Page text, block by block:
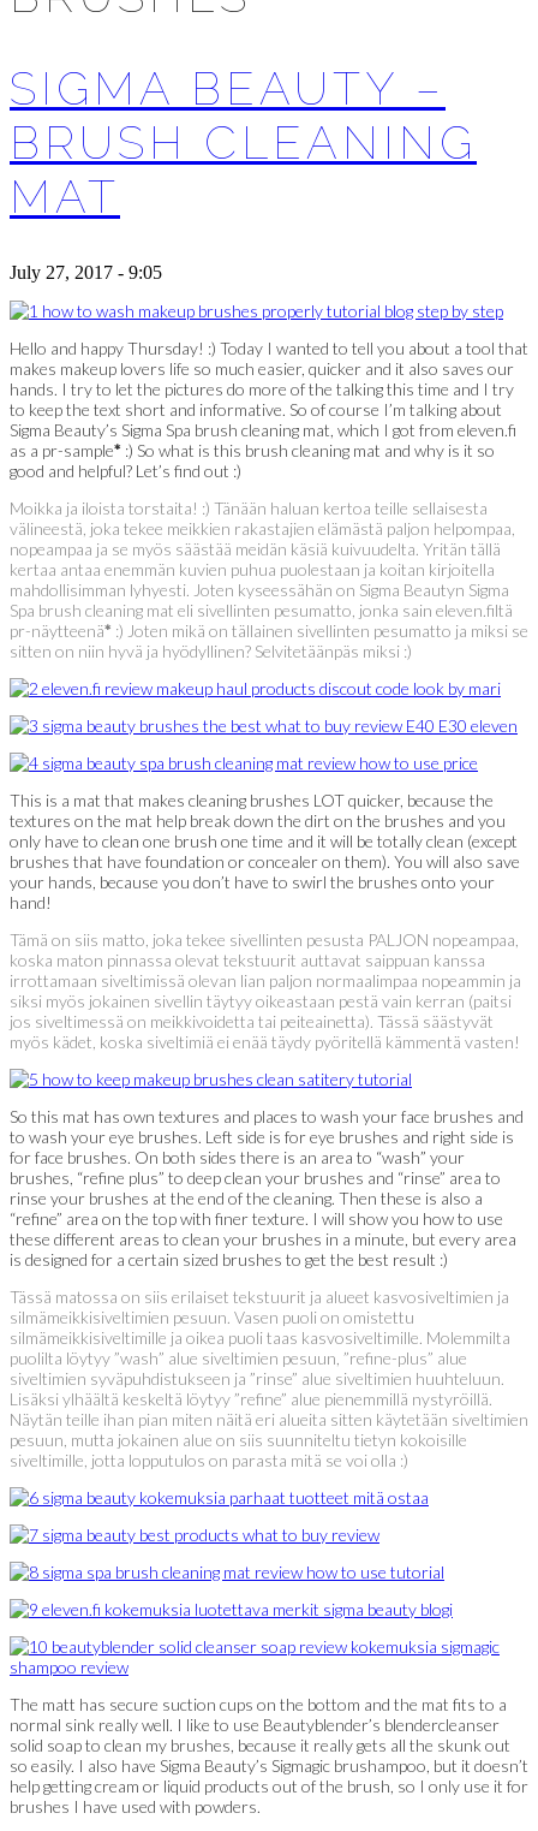
SIGMA BEAUTY –
BRUSH CLEANING
MAT
July 27, 2017 - 9:05
Hello and happy Thursday! :) Today I wanted to tell you about a tool that
makes makeup lovers life so much easier, quicker and it also saves our
hands. I try to let the pictures do more of the talking this time and I try
to keep the text short and informative. So of course I’m talking about
Sigma Beauty’s Sigma Spa brush cleaning mat, which I got from eleven.fi
as a pr-sample* :) So what is this brush cleaning mat and why is it so
good and helpful? Let’s find out :)
Moikka ja iloista torstaita! :) Tänään haluan kertoa teille sellaisesta
välineestä, joka tekee meikkien rakastajien elämästä paljon helpompaa,
nopeampaa ja se myös säästää meidän käsiä kuivuudelta. Yritän tällä
kertaa antaa enemmän kuvien puhua puolestaan ja koitan kirjoitella
mahdollisimman lyhyesti. Joten kyseessähän on Sigma Beautyn Sigma
Spa brush cleaning mat eli sivellinten pesumatto, jonka sain eleven.filtä
pr-näytteenä* :) Joten mikä on tällainen sivellinten pesumatto ja miksi se
sitten on niin hyvä ja hyödyllinen? Selvitetäänpäs miksi :)
This is a mat that makes cleaning brushes LOT quicker, because the
textures on the mat help break down the dirt on the brushes and you
only have to clean one brush one time and it will be totally clean (except
brushes that have foundation or concealer on them). You will also save
your hands, because you don’t have to swirl the brushes onto your
hand!
Tämä on siis matto, joka tekee sivellinten pesusta PALJON nopeampaa,
koska maton pinnassa olevat tekstuurit auttavat saippuan kanssa
irrottamaan siveltimissä olevan lian paljon normaalimpaa nopeammin ja
siksi myös jokainen sivellin täytyy oikeastaan pestä vain kerran (paitsi
jos siveltimessä on meikkivoidetta tai peiteainetta). Tässä säästyvät
myös kädet, koska siveltimiä ei enää täydy pyöritellä kämmentä vasten!
So this mat has own textures and places to wash your face brushes and
to wash your eye brushes. Left side is for eye brushes and right side is
for face brushes. On both sides there is an area to “wash” your
brushes, “refine plus” to deep clean your brushes and “rinse” area to
rinse your brushes at the end of the cleaning. Then these is also a
“refine” area on the top with finer texture. I will show you how to use
these different areas to clean your brushes in a minute, but every area
is designed for a certain sized brushes to get the best result :)
Tässä matossa on siis erilaiset tekstuurit ja alueet kasvosiveltimien ja
silmämeikkisiveltimien pesuun. Vasen puoli on omistettu
silmämeikkisiveltimille ja oikea puoli taas kasvosiveltimille. Molemmilta
puolilta löytyy ”wash” alue siveltimien pesuun, ”refine-plus” alue
siveltimien syväpuhdistukseen ja ”rinse” alue siveltimien huuhteluun.
Lisäksi ylhäältä keskeltä löytyy ”refine” alue pienemmillä nystyröillä.
Näytän teille ihan pian miten näitä eri alueita sitten käytetään siveltimien
pesuun, mutta jokainen alue on siis suunniteltu tietyn kokoisille
siveltimille, jotta lopputulos on parasta mitä se voi olla :)
The matt has secure suction cups on the bottom and the mat fits to a
normal sink really well. I like to use Beautyblender’s blendercleanser
solid soap to clean my brushes, because it really gets all the skunk out
so easily. I also have Sigma Beauty’s Sigmagic brushampoo, but it doesn’t
help getting cream or liquid products out of the brush, so I only use it for
brushes I have used with powders.